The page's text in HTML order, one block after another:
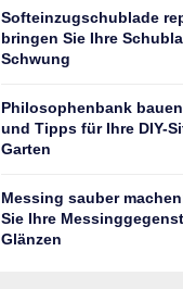
Softeinzugschublade
bringen Sie Ihre
Schwung
Philosophenbank
und Tipps für Ihre DIY-
Garten
Messing sauber
Sie Ihre
Glänzen